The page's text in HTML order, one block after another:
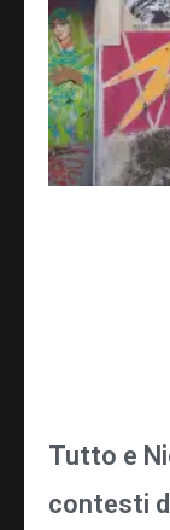
Tutto e
contesti